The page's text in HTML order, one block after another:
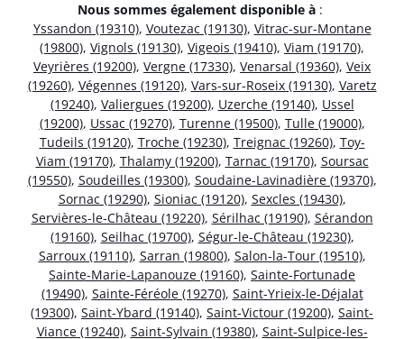
Nous sommes également disponible à :
Yssandon (19310), Voutezac (19130), Vitrac-sur-Montane
(19800), Vignols (19130), Vigeois (19410), Viam (19170),
Veyrières (19200), Vergne (17330), Venarsal (19360), Veix
(19260), Végennes (19120), Vars-sur-Roseix (19130), Varetz
(19240), Valiergues (19200), Uzerche (19140), Ussel
(19200), Ussac (19270), Turenne (19500), Tulle (19000),
Tudeils (19120), Troche (19230), Treignac (19260), Toy-
Viam (19170), Thalamy (19200), Tarnac (19170), Soursac
(19550), Soudeilles (19300), Soudaine-Lavinadière (19370),
Sornac (19290), Sioniac (19120), Sexcles (19430),
Servières-le-Château (19220), Sérilhac (19190), Sérandon
(19160), Seilhac (19700), Ségur-le-Château (19230),
Sarroux (19110), Sarran (19800), Salon-la-Tour (19510),
Sainte-Marie-Lapanouze (19160), Sainte-Fortunade
(19490), Sainte-Féréole (19270), Saint-Yrieix-le-Déjalat
(19300), Saint-Ybard (19140), Saint-Victour (19200), Saint-
Viance (19240), Saint-Sylvain (19380), Saint-Sulpice-les-